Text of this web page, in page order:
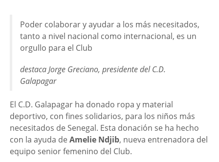
Poder colaborar y ayudar a los más necesitados,
tanto a nivel nacional como internacional, es un
orgullo para el Club
destaca Jorge Greciano, presidente del C.D.
Galapagar
El C.D. Galapagar ha donado ropa y material
deportivo, con fines solidarios, para los niños más
necesitados de Senegal. Esta donación se ha hecho
con la ayuda de Amelie Ndjib, nueva entrenadora del
equipo senior femenino del Club.